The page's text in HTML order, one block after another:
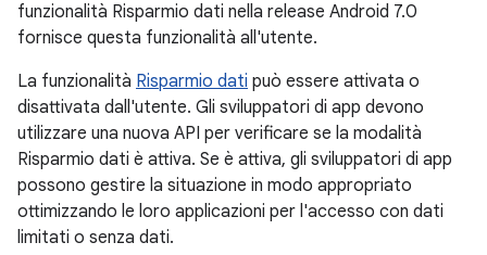
funzionalità Risparmio dati nella release Android 7.0
fornisce questa funzionalità all'utente.
La funzionalità Risparmio dati può essere attivata o
disattivata dall'utente. Gli sviluppatori di app devono
utilizzare una nuova API per verificare se la modalità
Risparmio dati è attiva. Se è attiva, gli sviluppatori di app
possono gestire la situazione in modo appropriato
ottimizzando le loro applicazioni per l'accesso con dati
limitati o senza dati.